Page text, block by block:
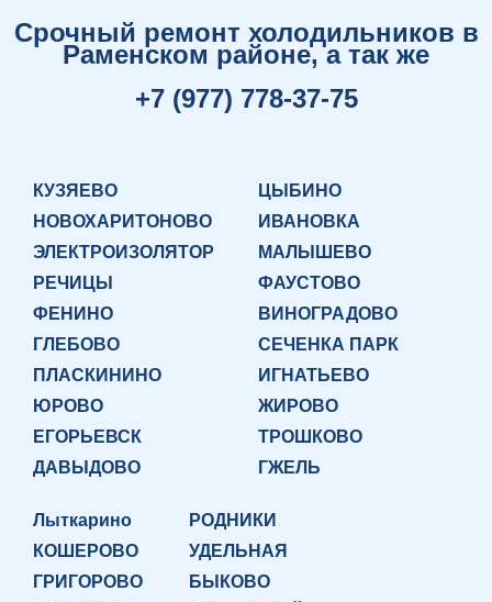
Срочный ремонт холодильников в
Раменском районе, а так же
+7 (977) 778-37-75
КУЗЯЕВО
НОВОХАРИТОНОВО
ЭЛЕКТРОИЗОЛЯТОР
РЕЧИЦЫ
ФЕНИНО
ГЛЕБОВО
ПЛАСКИНИНО
ЮРОВО
ЕГОРЬЕВСК
ДАВЫДОВО
ЦЫБИНО
ИВАНОВКА
МАЛЫШЕВО
ФАУСТОВО
ВИНОГРАДОВО
СЕЧЕНКА ПАРК
ИГНАТЬЕВО
ЖИРОВО
ТРОШКОВО
ГЖЕЛЬ
Лыткарино
КОШЕРОВО
ГРИГОРОВО
РОДНИКИ
УДЕЛЬНАЯ
БЫКОВО